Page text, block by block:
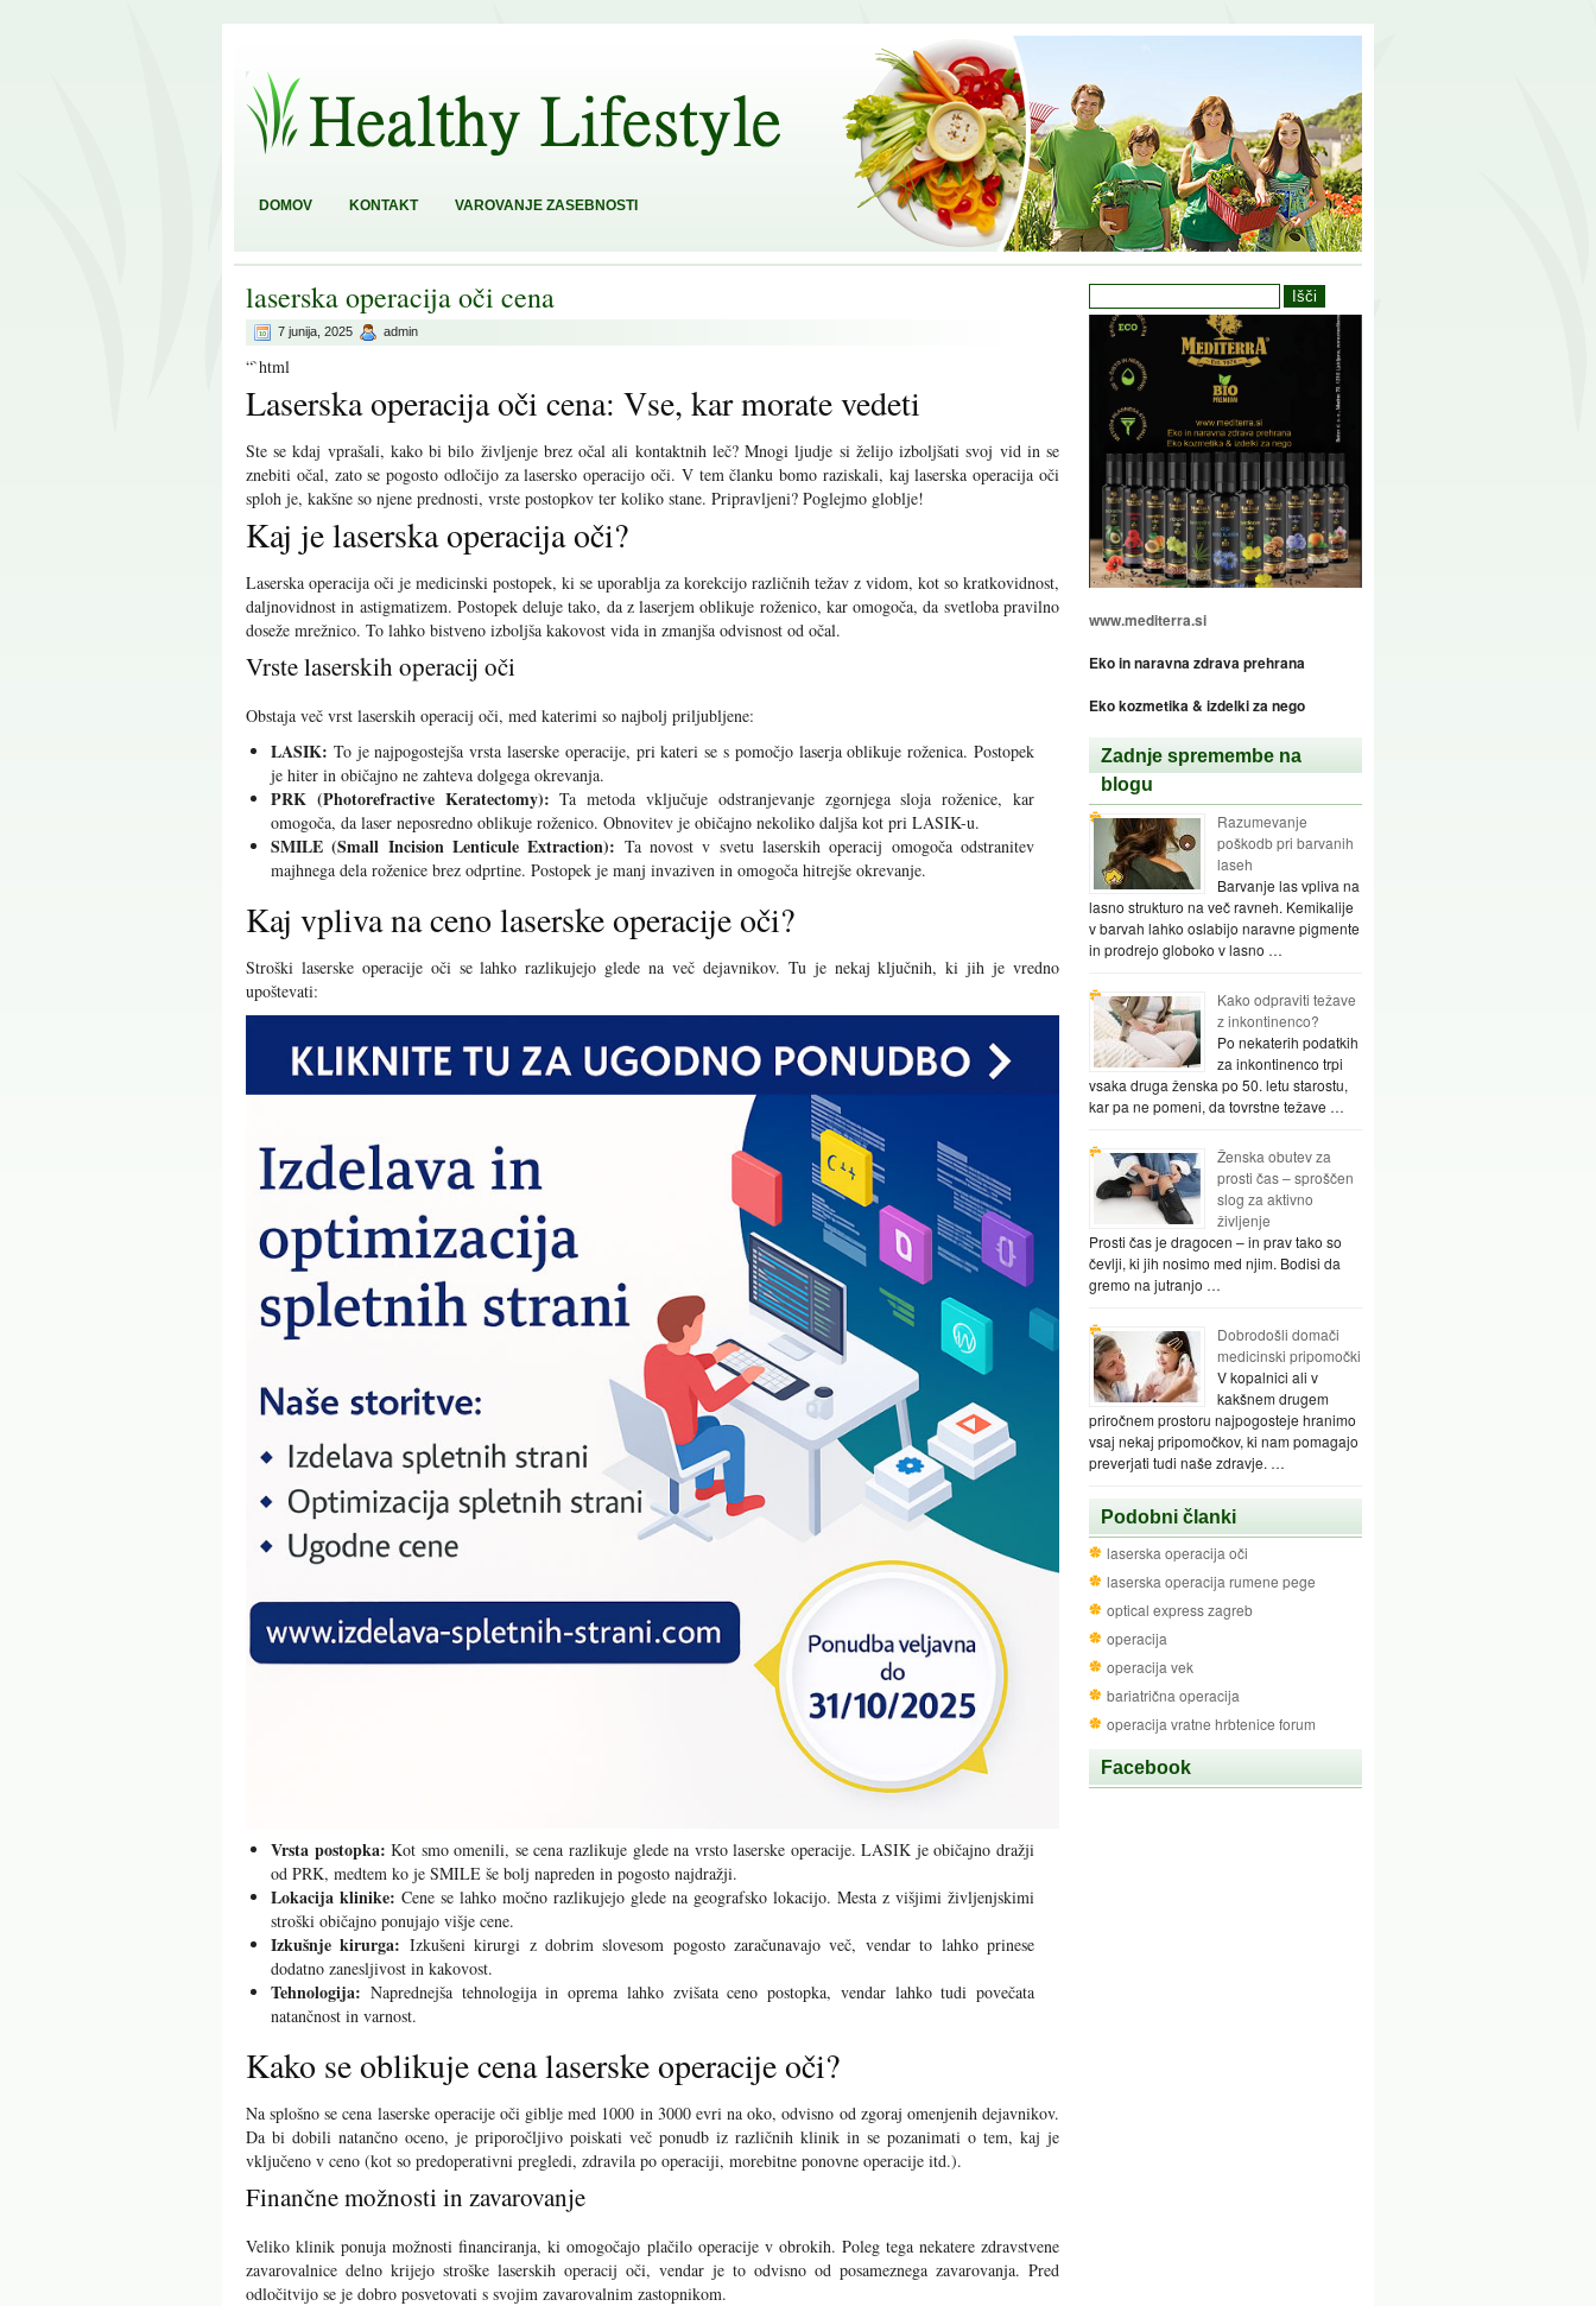
DOMOV KONTAKT VAROVANJE ZASEBNOSTI
laserska operacija oči cena
7 junija, 2025 admin
“`html
Laserska operacija oči cena: Vse, kar morate vedeti
Ste se kdaj vprašali, kako bi bilo življenje brez očal ali kontaktnih leč? Mnogi ljudje si želijo izboljšati svoj vid in se
znebiti očal, zato se pogosto odločijo za lasersko operacijo oči. V tem članku bomo raziskali, kaj laserska operacija oči
sploh je, kakšne so njene prednosti, vrste postopkov ter koliko stane. Pripravljeni? Poglejmo globlje!
Kaj je laserska operacija oči?
Laserska operacija oči je medicinski postopek, ki se uporablja za korekcijo različnih težav z vidom, kot so kratkovidnost,
daljnovidnost in astigmatizem. Postopek deluje tako, da z laserjem oblikuje roženico, kar omogoča, da svetloba pravilno
doseže mrežnico. To lahko bistveno izboljša kakovost vida in zmanjša odvisnost od očal.
Vrste laserskih operacij oči
Obstaja več vrst laserskih operacij oči, med katerimi so najbolj priljubljene:
LASIK: To je najpogostejša vrsta laserske operacije, pri kateri se s pomočjo laserja oblikuje roženica. Postopek
je hiter in običajno ne zahteva dolgega okrevanja.
PRK (Photorefractive Keratectomy): Ta metoda vključuje odstranjevanje zgornjega sloja roženice, kar
omogoča, da laser neposredno oblikuje roženico. Obnovitev je običajno nekoliko daljša kot pri LASIK-u.
SMILE (Small Incision Lenticule Extraction): Ta novost v svetu laserskih operacij omogoča odstranitev
majhnega dela roženice brez odprtine. Postopek je manj invaziven in omogoča hitrejše okrevanje.
Kaj vpliva na ceno laserske operacije oči?
Stroški laserske operacije oči se lahko razlikujejo glede na več dejavnikov. Tu je nekaj ključnih, ki jih je vredno
upoštevati:
Vrsta postopka: Kot smo omenili, se cena razlikuje glede na vrsto laserske operacije. LASIK je običajno dražji
od PRK, medtem ko je SMILE še bolj napreden in pogosto najdražji.
Lokacija klinike: Cene se lahko močno razlikujejo glede na geografsko lokacijo. Mesta z višjimi življenjskimi
stroški običajno ponujajo višje cene.
Izkušnje kirurga: Izkušeni kirurgi z dobrim slovesom pogosto zaračunavajo več, vendar to lahko prinese
dodatno zanesljivost in kakovost.
Tehnologija: Naprednejša tehnologija in oprema lahko zvišata ceno postopka, vendar lahko tudi povečata
natančnost in varnost.
Kako se oblikuje cena laserske operacije oči?
Na splošno se cena laserske operacije oči giblje med 1000 in 3000 evri na oko, odvisno od zgoraj omenjenih dejavnikov.
Da bi dobili natančno oceno, je priporočljivo poiskati več ponudb iz različnih klinik in se pozanimati o tem, kaj je
vključeno v ceno (kot so predoperativni pregledi, zdravila po operaciji, morebitne ponovne operacije itd.).
Finančne možnosti in zavarovanje
Veliko klinik ponuja možnosti financiranja, ki omogočajo plačilo operacije v obrokih. Poleg tega nekatere zdravstvene
zavarovalnice delno krijejo stroške laserskih operacij oči, vendar je to odvisno od posameznega zavarovanja. Pred
odločitvijo se je dobro posvetovati s svojim zavarovalnim zastopnikom.
www.mediterra.si
Eko in naravna zdrava prehrana
Eko kozmetika & izdelki za nego
Zadnje spremembe na
blogu
Razumevanje
poškodb pri barvanih
laseh
Barvanje las vpliva na
lasno strukturo na več ravneh. Kemikalije
v barvah lahko oslabijo naravne pigmente
in prodrejo globoko v lasno …
Kako odpraviti težave
z inkontinenco?
Po nekaterih podatkih
za inkontinenco trpi
vsaka druga ženska po 50. letu starostu,
kar pa ne pomeni, da tovrstne težave …
Ženska obutev za
prosti čas – sproščen
slog za aktivno
življenje
Prosti čas je dragocen – in prav tako so
čevlji, ki jih nosimo med njim. Bodisi da
gremo na jutranjo …
Dobrodošli domači
medicinski pripomočki
V kopalnici ali v
kakšnem drugem
priročnem prostoru najpogosteje hranimo
vsaj nekaj pripomočkov, ki nam pomagajo
preverjati tudi naše zdravje. …
Podobni članki
laserska operacija oči
laserska operacija rumene pege
optical express zagreb
operacija
operacija vek
bariatrična operacija
operacija vratne hrbtenice forum
Facebook